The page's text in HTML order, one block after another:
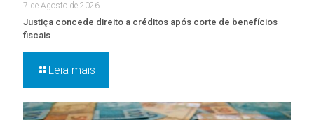
7 de Agosto de 2026
Justiça concede direito a créditos após corte de benefícios
fiscais
Leia mais